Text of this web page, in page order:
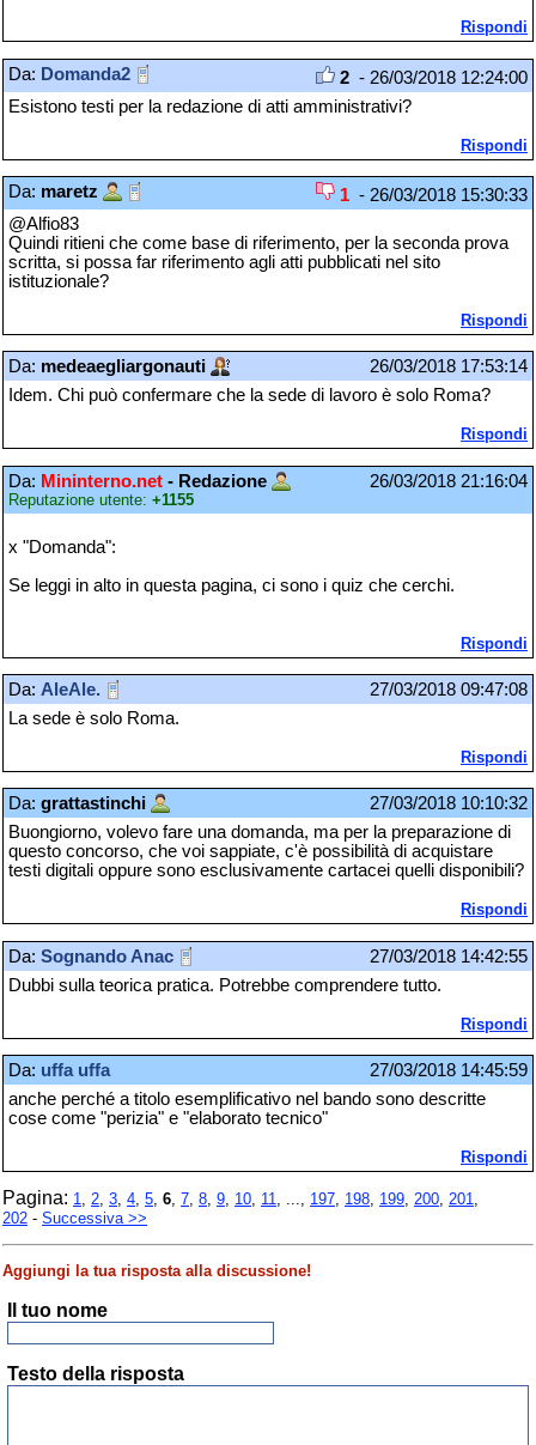
Rispondi
Da: Domanda2 2 - 26/03/2018 12:24:00
Esistono testi per la redazione di atti amministrativi?
Rispondi
Da: maretz 1 - 26/03/2018 15:30:33
@Alfio83
Quindi ritieni che come base di riferimento, per la seconda prova
scritta, si possa far riferimento agli atti pubblicati nel sito
istituzionale?
Rispondi
Da: medeaegliargonauti
26/03/2018 17:53:14
Idem. Chi può confermare che la sede di lavoro è solo Roma?
Rispondi
Da: Mininterno.net - Redazione
Reputazione utente: +1155
26/03/2018 21:16:04
x "Domanda":
Se leggi in alto in questa pagina, ci sono i quiz che cerchi.
Rispondi
Da: AleAle.
27/03/2018 09:47:08
La sede è solo Roma.
Rispondi
Da: grattastinchi
27/03/2018 10:10:32
Buongiorno, volevo fare una domanda, ma per la preparazione di
questo concorso, che voi sappiate, c'è possibilità di acquistare
testi digitali oppure sono esclusivamente cartacei quelli disponibili?
Rispondi
Da: Sognando Anac
27/03/2018 14:42:55
Dubbi sulla teorica pratica. Potrebbe comprendere tutto.
Rispondi
Da: uffa uffa
27/03/2018 14:45:59
anche perché a titolo esemplificativo nel bando sono descritte
cose come "perizia" e "elaborato tecnico"
Rispondi
Pagina: 1, 2, 3, 4, 5, 6, 7, 8, 9, 10, 11, ..., 197, 198, 199, 200, 201,
202 - Successiva >>
Aggiungi la tua risposta alla discussione!
Il tuo nome
Testo della risposta